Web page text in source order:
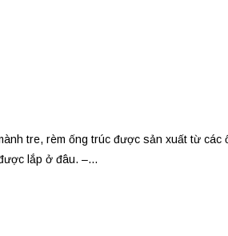
tre, rèm ống trúc được sản xuất từ các
lắp ở đâu. –...